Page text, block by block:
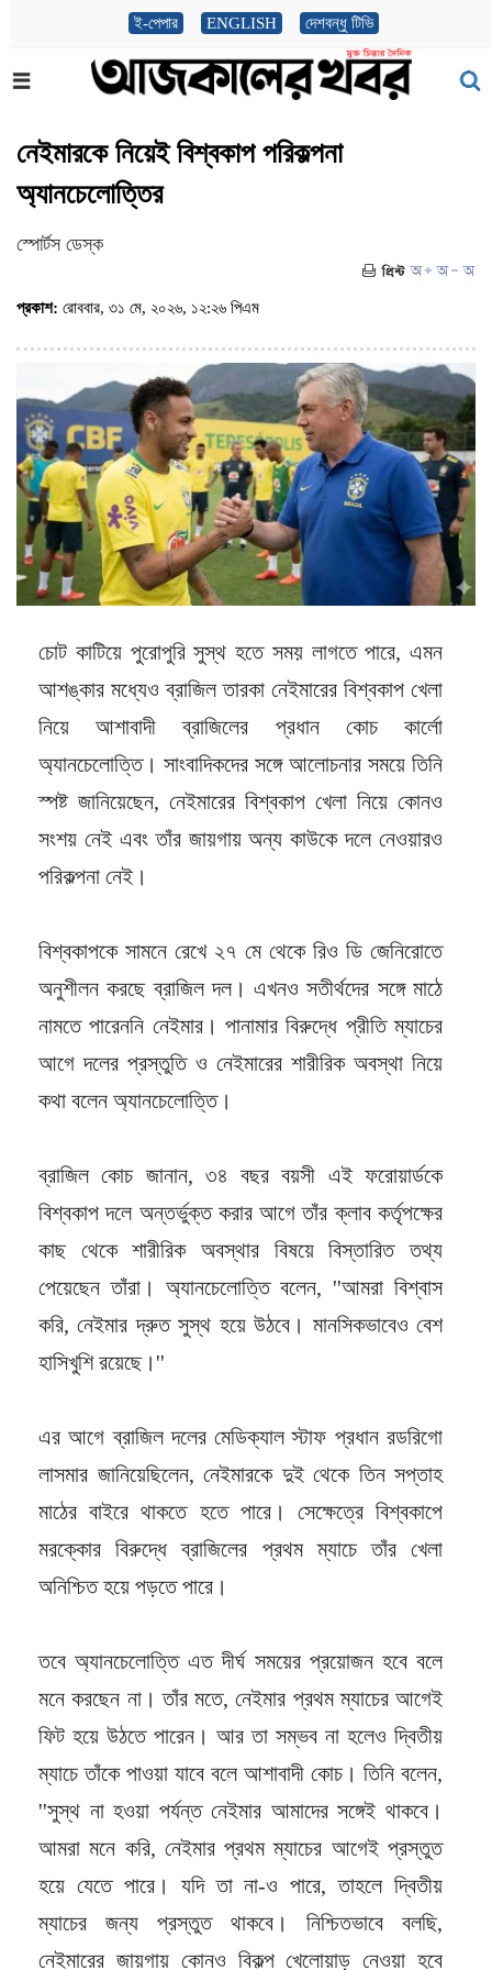
ই-পেপার ENGLISH দেশবন্ধু টিভি
নেইমারকে নিয়েই বিশ্বকাপ পরিকল্পনা
অ্যানচেলোত্তির
স্পোর্টস ডেস্ক
প্রকাশ: রোববার, ৩১ মে, ২০২৬, ১২:২৬ পিএম
চোট কাটিয়ে পুরোপুরি সুস্থ হতে সময় লাগতে পারে, এমন
আশঙ্কার মধ্যেও ব্রাজিল তারকা নেইমারের বিশ্বকাপ খেলা
নিয়ে আশাবাদী ব্রাজিলের প্রধান কোচ কার্লো
অ্যানচেলোত্তি। সাংবাদিকদের সঙ্গে আলোচনার সময়ে তিনি
স্পষ্ট জানিয়েছেন, নেইমারের বিশ্বকাপ খেলা নিয়ে কোনও
সংশয় নেই এবং তাঁর জায়গায় অন্য কাউকে দলে নেওয়ারও
পরিকল্পনা নেই।
বিশ্বকাপকে সামনে রেখে ২৭ মে থেকে রিও ডি জেনিরোতে
অনুশীলন করছে ব্রাজিল দল। এখনও সতীর্থদের সঙ্গে মাঠে
নামতে পারেননি নেইমার। পানামার বিরুদ্ধে প্রীতি ম্যাচের
আগে দলের প্রস্তুতি ও নেইমারের শারীরিক অবস্থা নিয়ে
কথা বলেন অ্যানচেলোত্তি।
ব্রাজিল কোচ জানান, ৩৪ বছর বয়সী এই ফরোয়ার্ডকে
বিশ্বকাপ দলে অন্তর্ভুক্ত করার আগে তাঁর ক্লাব কর্তৃপক্ষের
কাছ থেকে শারীরিক অবস্থার বিষয়ে বিস্তারিত তথ্য
পেয়েছেন তাঁরা। অ্যানচেলোত্তি বলেন, ''আমরা বিশ্বাস
করি, নেইমার দ্রুত সুস্থ হয়ে উঠবে। মানসিকভাবেও বেশ
হাসিখুশি রয়েছে।''
এর আগে ব্রাজিল দলের মেডিক্যাল স্টাফ প্রধান রডরিগো
লাসমার জানিয়েছিলেন, নেইমারকে দুই থেকে তিন সপ্তাহ
মাঠের বাইরে থাকতে হতে পারে। সেক্ষেত্রে বিশ্বকাপে
মরক্কোর বিরুদ্ধে ব্রাজিলের প্রথম ম্যাচে তাঁর খেলা
অনিশ্চিত হয়ে পড়তে পারে।
তবে অ্যানচেলোত্তি এত দীর্ঘ সময়ের প্রয়োজন হবে বলে
মনে করছেন না। তাঁর মতে, নেইমার প্রথম ম্যাচের আগেই
ফিট হয়ে উঠতে পারেন। আর তা সম্ভব না হলেও দ্বিতীয়
ম্যাচে তাঁকে পাওয়া যাবে বলে আশাবাদী কোচ। তিনি বলেন,
''সুস্থ না হওয়া পর্যন্ত নেইমার আমাদের সঙ্গেই থাকবে।
আমরা মনে করি, নেইমার প্রথম ম্যাচের আগেই প্রস্তুত
হয়ে যেতে পারে। যদি তা না-ও পারে, তাহলে দ্বিতীয়
ম্যাচের জন্য প্রস্তুত থাকবে। নিশ্চিতভাবে বলছি,
নেইমারের জায়গায় কোনও বিকল্প খেলোয়াড় নেওয়া হবে